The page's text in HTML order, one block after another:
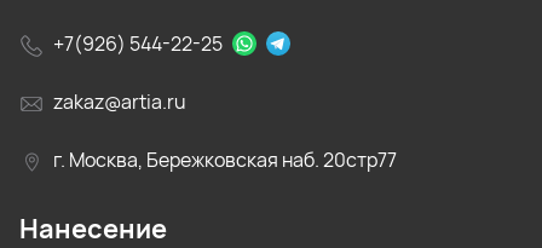
+7(926) 544-22-25
zakaz@artia.ru
г. Москва, Бережковская наб. 20стр77
Нанесение